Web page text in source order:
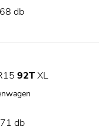
68 db
92TXL
71 db